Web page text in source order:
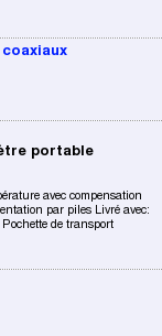
portable
avec compensation
par piles Livré avec:
de transport